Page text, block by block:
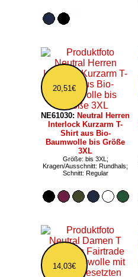
20,51€
NE61030: Neutral Herren
Interlock Kurzarm T-
Shirt aus Bio-
Baumwolle bis Größe
3XL
Größe: bis 3XL;
Kragen/Ausschnitt: Rundhals;
Schnitt: Regular
14,03€